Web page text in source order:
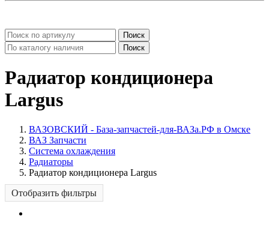
Поиск
Поиск
Радиатор кондиционера
Largus
ВАЗОВСКИЙ - База-запчастей-для-ВАЗа.РФ в Омске
ВАЗ Запчасти
Система охлаждения
Радиаторы
Радиатор кондиционера Largus
Отобразить фильтры